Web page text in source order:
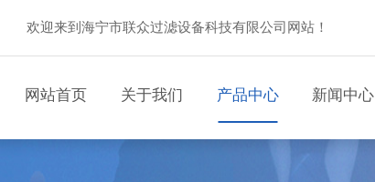
欢迎来到海宁市联众过滤设备科技有限公司网站！
网站首页 关于我们 产品中心 新闻中心